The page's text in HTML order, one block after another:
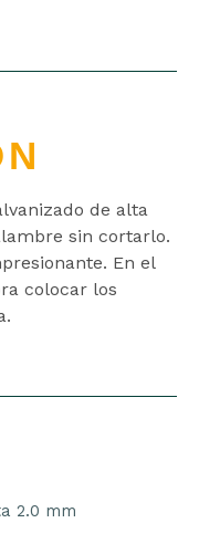
de alta
sin cortarlo.
En el
colocar los
2.0 mm